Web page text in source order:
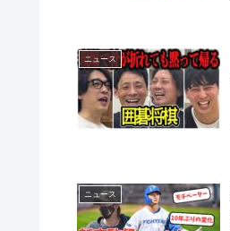
ニュース
ニュース